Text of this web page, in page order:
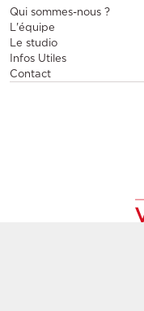
Qui sommes-nous ?
L'équipe
Le studio
Infos Utiles
Contact